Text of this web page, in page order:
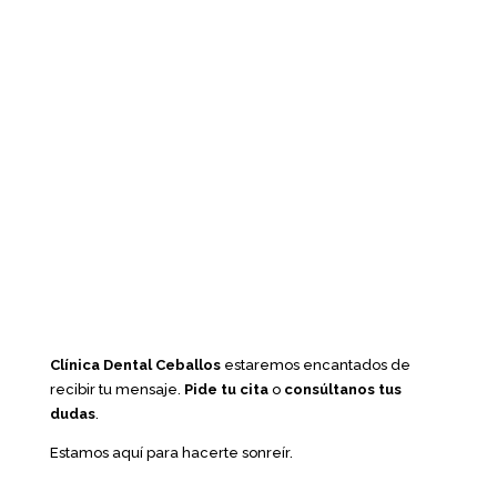
Clínica Dental Ceballosestaremos encantados de
recibir tu mensaje. Pide tu citao consúltanos tus
dudas.
Estamos aquí para hacerte sonreír.